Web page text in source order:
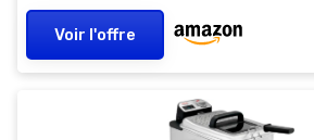
Voir l'offre